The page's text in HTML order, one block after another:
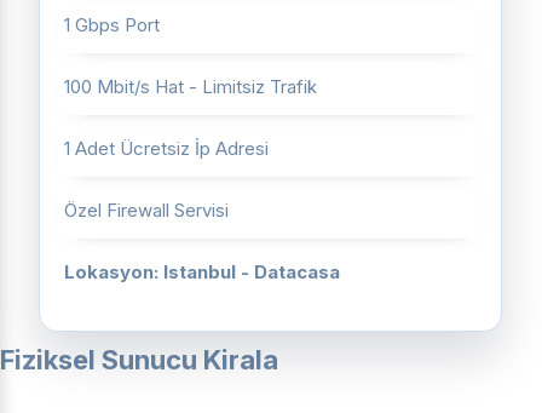
1 Gbps Port
100 Mbit/s Hat - Limitsiz Trafik
1 Adet Ücretsiz İp Adresi
Özel Firewall Servisi
Lokasyon: Istanbul - Datacasa
Fiziksel Sunucu Kirala